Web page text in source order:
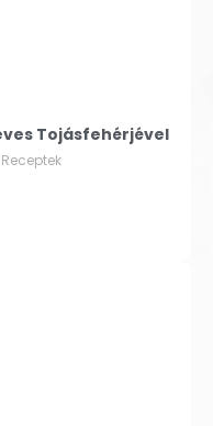
Tojásfehérjével
Receptek